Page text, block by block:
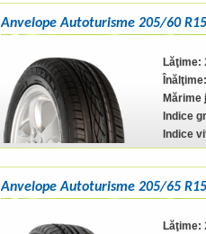
Anvelope Autoturisme 205/60
Lăţime:
Înălţime:
Mărime
Indice
Indice
Anvelope Autoturisme 205/65
Lăţime: